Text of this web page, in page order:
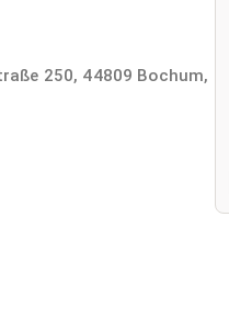
250, 44809 Bochum,